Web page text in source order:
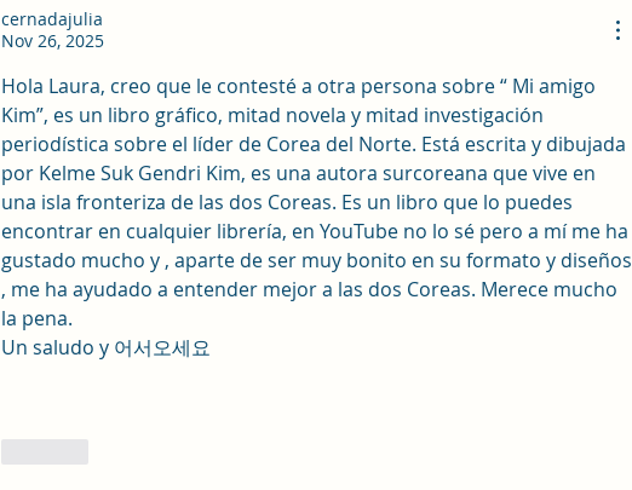
cernadajulia
Nov 26, 2025
Hola Laura, creo que le contesté a otra persona sobre “ Mi amigo
Kim”, es un libro gráfico, mitad novela y mitad investigación
periodística sobre el líder de Corea del Norte. Está escrita y dibujada
por Kelme Suk Gendri Kim, es una autora surcoreana que vive en
una isla fronteriza de las dos Coreas. Es un libro que lo puedes
encontrar en cualquier librería, en YouTube no lo sé pero a mí me ha
gustado mucho y , aparte de ser muy bonito en su formato y diseños
, me ha ayudado a entender mejor a las dos Coreas. Merece mucho
la pena.
Un saludo y 어서오세요